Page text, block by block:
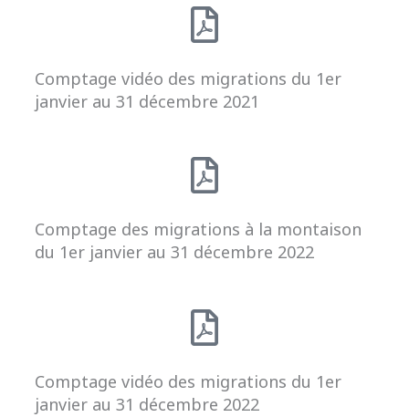
Comptage vidéo des migrations du 1er
janvier au 31 décembre 2021
Comptage des migrations à la montaison
du 1er janvier au 31 décembre 2022
Comptage vidéo des migrations du 1er
janvier au 31 décembre 2022